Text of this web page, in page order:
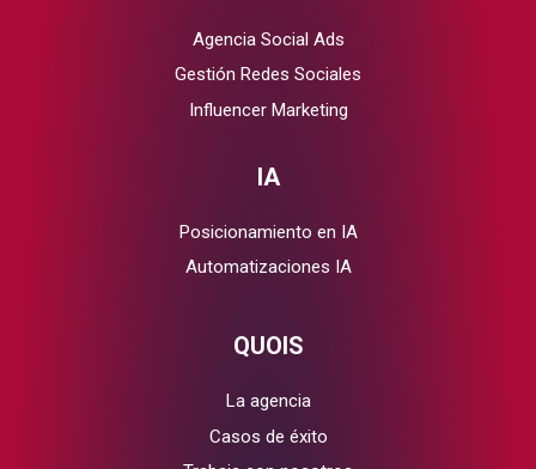
Agencia Social Ads
Gestión Redes Sociales
Influencer Marketing
IA
Posicionamiento en IA
Automatizaciones IA
QUOIS
La agencia
Casos de éxito